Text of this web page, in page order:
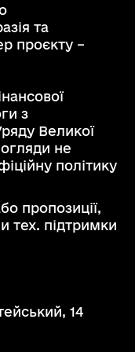
та
проєкту –
з
Великої
не
політику
пропозиції,
тех. підтримки
14